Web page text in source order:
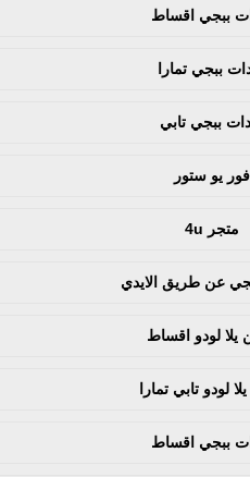
ببجي اقساط
ببجي تمارا
ببجي تابي
فور يو ستور
متجر 4u
عن طريق الايدي
لودو اقساط
لودو تابي تمارا
ببجي اقساط